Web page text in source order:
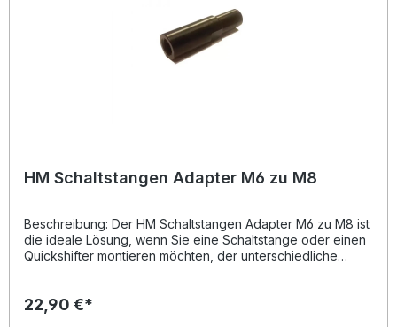
HM Schaltstangen Adapter M6 zu M8
Beschreibung: Der HM Schaltstangen Adapter M6 zu M8 ist
die ideale Lösung, wenn Sie eine Schaltstange oder einen
Quickshifter montieren möchten, der unterschiedliche
durch Festigkeit, Haltbarkeit und eine präzise Passform. Die
22,90 €*